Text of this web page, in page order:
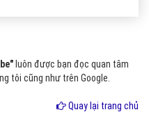
luôn được bạn đọc quan tâm
tôi cũng như trên Google.
Quay lại trang chủ